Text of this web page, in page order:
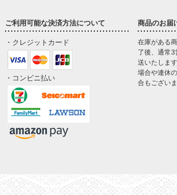
ご利用可能な決済方法について
・クレジットカード
・コンビニ払い
商品のお届
在庫がある
了後、通常
送いたしま
場合や連休
合もございま